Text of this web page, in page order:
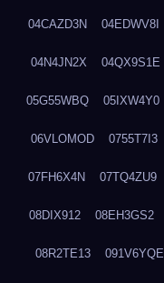
04CAZD3N 04EDWV8I
04N4JN2X 04QX9S1E
05G55WBQ 05IXW4Y0
06VLOMOD 0755T7I3
07FH6X4N 07TQ4ZU9
08DIX912 08EH3GS2
08R2TE13 091V6YQE